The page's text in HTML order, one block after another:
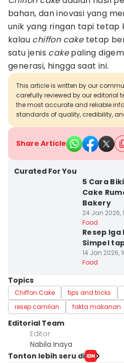
bahan, dan inovasi yang
unik yang ringan tapi tetap
kalau chiffon caketetap
satu jenis cakepaling
generasi, hingga saat ini.
This article is written by our
carefully reviewed by our editorial
the most accurate and reliable
standards of quality, credibility,
Share Article
Curated For You
5 Cara
Cake
Bakery
24 Jan 2026,
Food
Resep
Simpel
14 Jan 2026,
Food
Topics
Chiffon Cake tips and tricks
resep camilan
fakta makanan
Editorial Team
Editor
Nabila Inaya
Tonton lebih seru di